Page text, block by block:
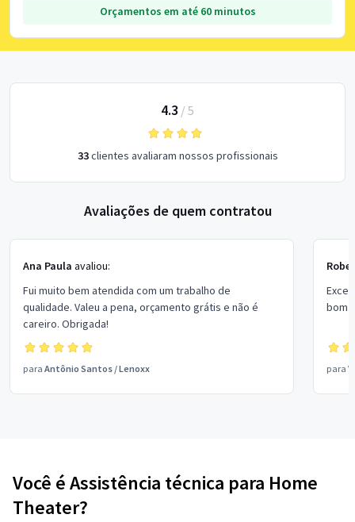
Orçamentos em até 60 minutos
4.3 / 5
33clientes avaliaram nossos profissionais
Avaliações de quem contratou
Ana Paula avaliou:
Fui muito bem atendida com um trabalho de
qualidade. Valeu a pena, orçamento grátis e não é
careiro. Obrigada!
para Antônio Santos /Lenoxx
bom
para
Você é Assistência técnica para Home
Theater?